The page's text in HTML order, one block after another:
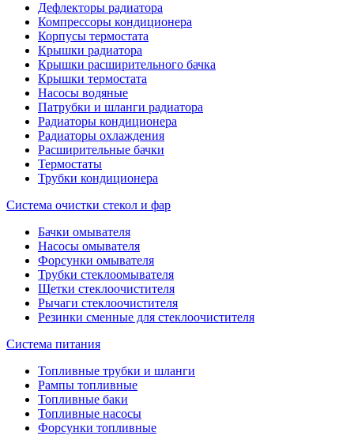
Дефлекторы радиатора
Компрессоры кондиционера
Корпусы термостата
Крышки радиатора
Крышки расширительного бачка
Крышки термостата
Насосы водяные
Патрубки и шланги радиатора
Радиаторы кондиционера
Радиаторы охлаждения
Расширительные бачки
Термостаты
Трубки кондиционера
Система очистки стекол и фар
Бачки омывателя
Насосы омывателя
Форсунки омывателя
Трубки стеклоомывателя
Щетки стеклоочистителя
Рычаги стеклоочистителя
Резинки сменные для стеклоочистителя
Система питания
Топливные трубки и шланги
Рампы топливные
Топливные баки
Топливные насосы
Форсунки топливные